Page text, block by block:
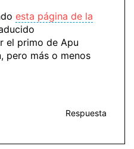
esta página de la
el primo de Apu
pero más o menos
Respuesta